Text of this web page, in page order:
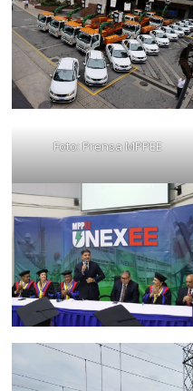
Foto: Prensa MPPEE